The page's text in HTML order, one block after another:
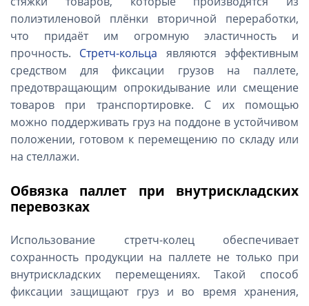
полиэтиленовой плёнки вторичной переработки,
что придаёт им огромную эластичность и
прочность. Стретч-кольца являются эффективным
средством для фиксации грузов на паллете,
предотвращающим опрокидывание или смещение
товаров при транспортировке. С их помощью
можно поддерживать груз на поддоне в устойчивом
положении, готовом к перемещению по складу или
на стеллажи.
Обвязка паллет при внутрискладских
перевозках
Использование стретч-колец обеспечивает
сохранность продукции на паллете не только при
внутрискладских перемещениях. Такой способ
фиксации защищают груз и во время хранения,